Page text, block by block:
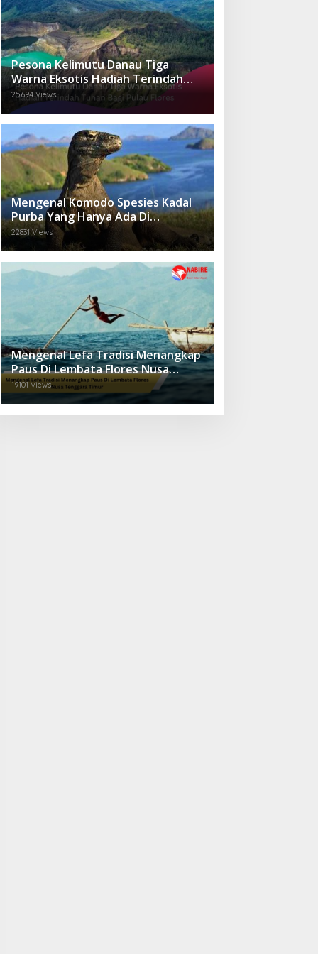
Pesona Kelimutu Danau Tiga
Warna Eksotis Hadiah Terindah
Tuhan Bagi Pulau Flores
25694 Views
Mengenal Komodo Spesies Kadal
Purba Yang Hanya Ada Di
Indonesia.
22831 Views
Mengenal Lefa Tradisi Menangkap
Paus Di Lembata Flores Nusa
Tenggara Timur
19101 Views